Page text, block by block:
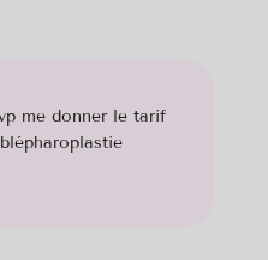
me donner le tarif